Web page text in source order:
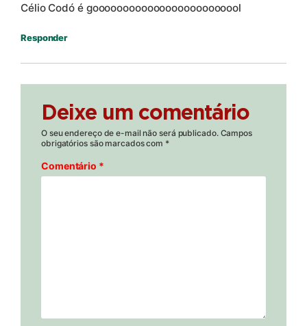
Célio Codó é gooooooooooooooooooooooool
Responder
Deixe um comentário
O seu endereço de e-mail não será publicado. Campos
obrigatórios são marcados com *
Comentário *